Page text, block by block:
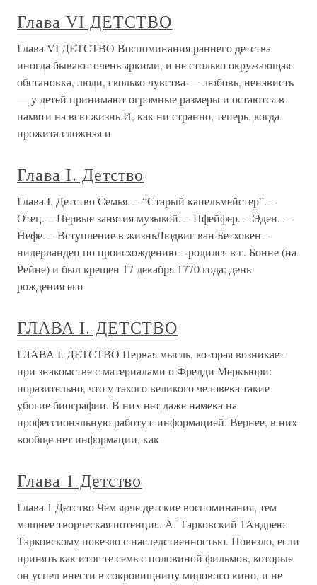
Глава VI ДЕТСТВО
Глава VI ДЕТСТВО Воспоминания раннего детства
иногда бывают очень яркими, и не столько окружающая
обстановка, люди, сколько чувства — любовь, ненависть
— у детей принимают огромные размеры и остаются в
памяти на всю жизнь.И, как ни странно, теперь, когда
прожита сложная и
Глава I. Детство
Глава I. Детство Семья. – “Старый капельмейстер”. –
Отец. – Первые занятия музыкой. – Пфейфер. – Эден. –
Нефе. – Вступление в жизньЛюдвиг ван Бетховен –
нидерландец по происхождению – родился в г. Бонне (на
Рейне) и был крещен 17 декабря 1770 года; день
рождения его
ГЛАВА I. ДЕТСТВО
ГЛАВА I. ДЕТСТВО Первая мысль, которая возникает
при знакомстве с материалами о Фредди Меркьюри:
поразительно, что у такого великого человека такие
убогие биографии. В них нет даже намека на
профессиональную работу с информацией. Вернее, в них
вообще нет информации, как
Глава 1 Детство
Глава 1 Детство Чем ярче детские воспоминания, тем
мощнее творческая потенция. А. Тарковский 1Андрею
Тарковскому повезло с наследственностью. Повезло, если
принять как итог те семь с половиной фильмов, которые
он успел внести в сокровищницу мирового кино, и не